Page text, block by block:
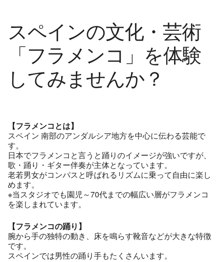
スペインの文化・芸術
「フラメンコ」を体験
してみませんか？
【フラメンコとは】
スペイン 南部のアンダルシア地方を中心に伝わる芸能で
す。
日本でフラメンコと言うと踊りのイメージが強いですが、
歌・踊り・ギター伴奏が主体となっています。
老若男女がコンパスと呼ばれるリズムに乗って自由に楽し
めます。
※当スタジオでも園児～70代までの幅広い層がフラメンコ
を楽しまれています。
【フラメンコの踊り】
腕から手の独特の動き、床を鳴らす靴音などが大きな特徴
です。
スペインでは男性の踊り手もたくさんいます。